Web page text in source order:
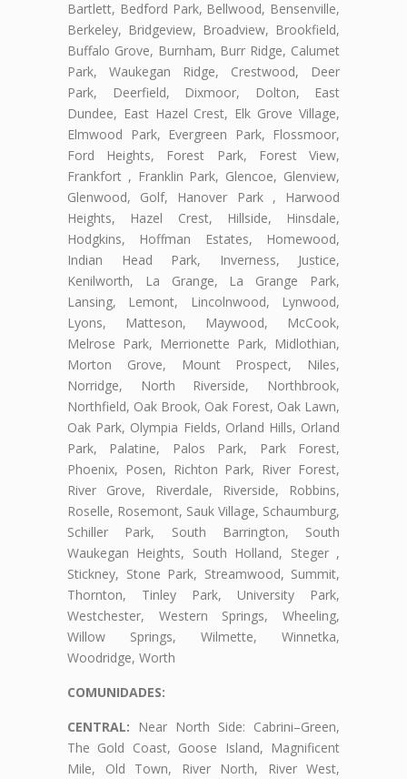
Bartlett, Bedford Park, Bellwood, Bensenville,
Berkeley, Bridgeview, Broadview, Brookfield,
Buffalo Grove, Burnham, Burr Ridge, Calumet
Park, Waukegan Ridge, Crestwood, Deer
Park, Deerfield, Dixmoor, Dolton, East
Dundee, East Hazel Crest, Elk Grove Village,
Elmwood Park, Evergreen Park, Flossmoor,
Ford Heights, Forest Park, Forest View,
Frankfort , Franklin Park, Glencoe, Glenview,
Glenwood, Golf, Hanover Park , Harwood
Heights, Hazel Crest, Hillside, Hinsdale,
Hodgkins, Hoffman Estates, Homewood,
Indian Head Park, Inverness, Justice,
Kenilworth, La Grange, La Grange Park,
Lansing, Lemont, Lincolnwood, Lynwood,
Lyons, Matteson, Maywood, McCook,
Melrose Park, Merrionette Park, Midlothian,
Morton Grove, Mount Prospect, Niles,
Norridge, North Riverside, Northbrook,
Northfield, Oak Brook, Oak Forest, Oak Lawn,
Oak Park, Olympia Fields, Orland Hills, Orland
Park, Palatine, Palos Park, Park Forest,
Phoenix, Posen, Richton Park, River Forest,
River Grove, Riverdale, Riverside, Robbins,
Roselle, Rosemont, Sauk Village, Schaumburg,
Schiller Park, South Barrington, South
Waukegan Heights, South Holland, Steger ,
Stickney, Stone Park, Streamwood, Summit,
Thornton, Tinley Park, University Park,
Westchester, Western Springs, Wheeling,
Willow Springs, Wilmette, Winnetka,
Woodridge, Worth
COMUNIDADES:
CENTRAL: Near North Side: Cabrini–Green,
The Gold Coast, Goose Island, Magnificent
Mile, Old Town, River North, River West,